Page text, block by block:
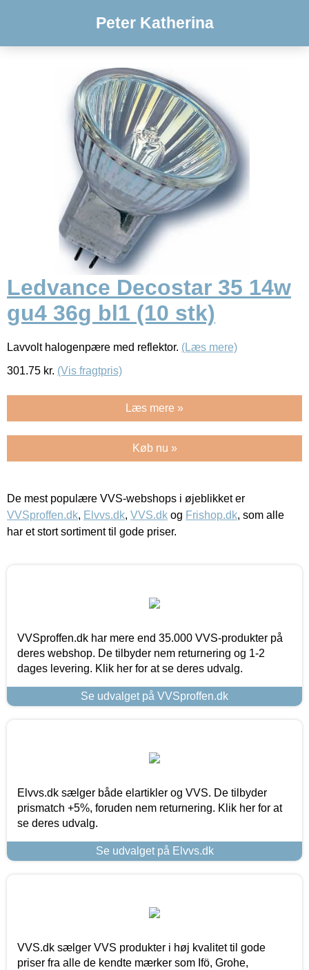
Peter Katherina
Ledvance Decostar 35 14w
gu4 36g bl1 (10 stk)
Lavvolt halogenpære med reflektor. (Læs mere)
301.75 kr. (Vis fragtpris)
Læs mere »
Køb nu »
De mest populære VVS-webshops i øjeblikket er
VVSproffen.dk, Elvvs.dk, VVS.dk og Frishop.dk, som alle
har et stort sortiment til gode priser.
VVSproffen.dk har mere end 35.000 VVS-produkter på
deres webshop. De tilbyder nem returnering og 1-2
dages levering. Klik her for at se deres udvalg.
Se udvalget på VVSproffen.dk
Elvvs.dk sælger både elartikler og VVS. De tilbyder
prismatch +5%, foruden nem returnering. Klik her for at
se deres udvalg.
Se udvalget på Elvvs.dk
VVS.dk sælger VVS produkter i høj kvalitet til gode
priser fra alle de kendte mærker som Ifö, Grohe,